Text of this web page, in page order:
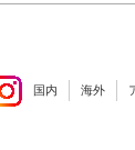
国内 海外